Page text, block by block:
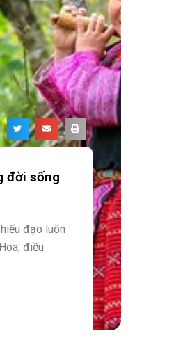
đời sống
đạo luôn
điều